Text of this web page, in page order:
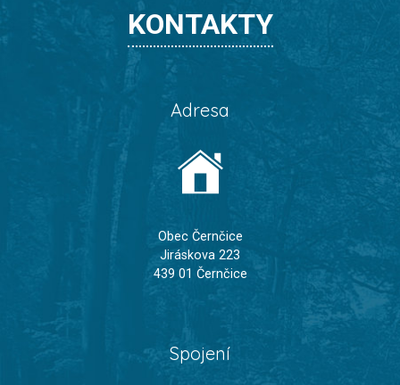
KONTAKTY
Adresa
Obec Černčice
Jiráskova 223
439 01 Černčice
Spojení